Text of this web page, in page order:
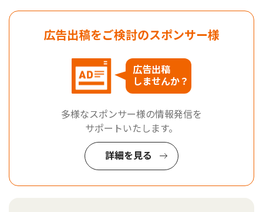
広告出稿をご検討のスポンサー様
広告出稿
しませんか？
多様なスポンサー様の情報発信を
サポートいたします。
詳細を見る